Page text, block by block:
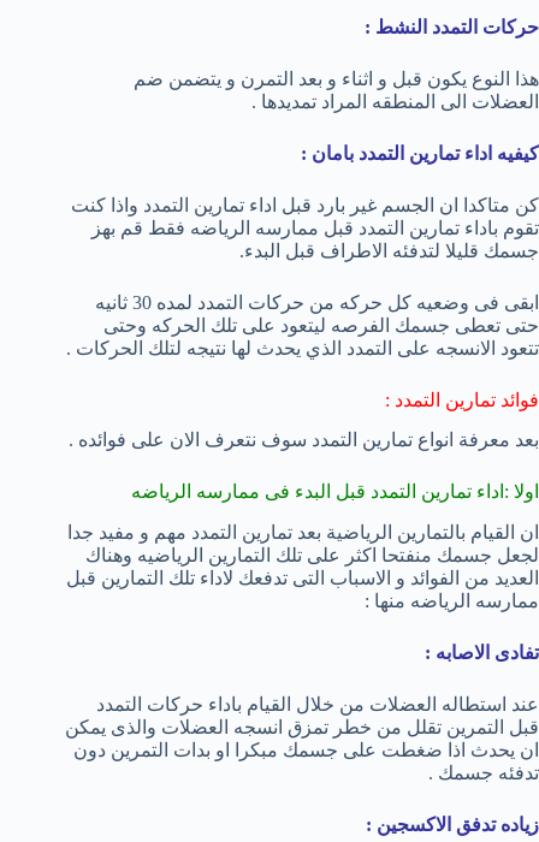
حركات التمدد النشط :
هذا النوع يكون قبل و اثناء و بعد التمرن و يتضمن ضم
العضلات الى المنطقه المراد تمديدها .
كيفيه اداء تمارين التمدد بامان :
كن متاكدا ان الجسم غير بارد قبل اداء تمارين التمدد واذا كنت
تقوم باداء تمارين التمدد قبل ممارسه الرياضه فقط قم بهز
جسمك قليلا لتدفئه الاطراف قبل البدء.
ابقى فى وضعيه كل حركه من حركات التمدد لمده 30 ثانيه
حتى تعطى جسمك الفرصه ليتعود على تلك الحركه وحتى
تتعود الانسجه على التمدد الذي يحدث لها نتيجه لتلك الحركات .
فوائد تمارين التمدد :
بعد معرفة انواع تمارين التمدد سوف نتعرف الان على فوائده .
اولا :اداء تمارين التمدد قبل البدء فى ممارسه الرياضه
ان القيام بالتمارين الرياضية بعد تمارين التمدد مهم و مفيد جدا
لجعل جسمك منفتحا اكثر على تلك التمارين الرياضيه وهناك
العديد من الفوائد و الاسباب التى تدفعك لاداء تلك التمارين قبل
ممارسه الرياضه منها :
تفادى الاصابه :
عند استطاله العضلات من خلال القيام باداء حركات التمدد
قبل التمرين تقلل من خطر تمزق انسجه العضلات والذى يمكن
ان يحدث اذا ضغطت على جسمك مبكرا او بدات التمرين دون
تدفئه جسمك .
زياده تدفق الاكسجين :